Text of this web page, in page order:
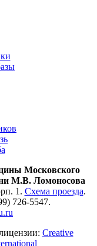
Московского
М.В. Ломоносова
1. Схема проезда.
726-5547.
Creative